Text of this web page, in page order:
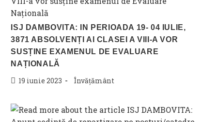
ISJ DAMBOVITA: IN PERIOADA 19- 04 IULIE,
3871 ABSOLVENȚI AI CLASEI A VIII-A VOR
SUSȚINE EXAMENUL DE EVALUARE
NAȚIONALĂ
Post19 iunie 2023
Post
Învățământ